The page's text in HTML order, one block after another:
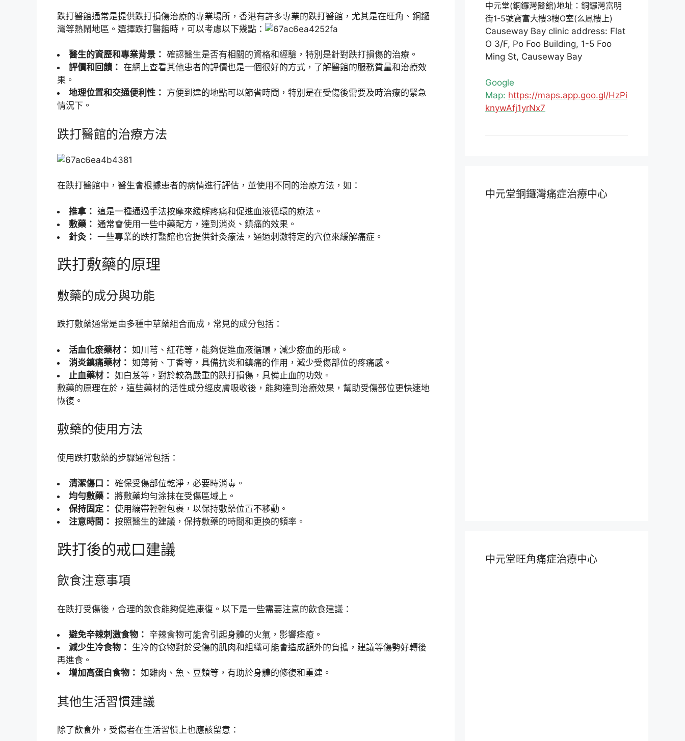
跌打醫館通常是提供跌打損傷治療的專業場所，香港有許多專業的跌打醫館，尤其是在旺角、銅鑼
灣等熱鬧地區。選擇跌打醫館時，可以考慮以下幾點：
醫生的資歷和專業背景： 確認醫生是否有相關的資格和經驗，特別是針對跌打損傷的治療。
評價和回饋： 在網上查看其他患者的評價也是一個很好的方式，了解醫館的服務質量和治療效
果。
地理位置和交通便利性： 方便到達的地點可以節省時間，特別是在受傷後需要及時治療的緊急
情況下。
跌打醫館的治療方法
在跌打醫館中，醫生會根據患者的病情進行評估，並使用不同的治療方法，如：
推拿： 這是一種通過手法按摩來緩解疼痛和促進血液循環的療法。
敷藥： 通常會使用一些中藥配方，達到消炎、鎮痛的效果。
針灸： 一些專業的跌打醫館也會提供針灸療法，通過刺激特定的穴位來緩解痛症。
跌打敷藥的原理
敷藥的成分與功能
跌打敷藥通常是由多種中草藥組合而成，常見的成分包括：
活血化瘀藥材： 如川芎、紅花等，能夠促進血液循環，減少瘀血的形成。
消炎鎮痛藥材： 如薄荷、丁香等，具備抗炎和鎮痛的作用，減少受傷部位的疼痛感。
止血藥材： 如白芨等，對於較為嚴重的跌打損傷，具備止血的功效。
敷藥的原理在於，這些藥材的活性成分經皮膚吸收後，能夠達到治療效果，幫助受傷部位更快速地
恢復。
敷藥的使用方法
使用跌打敷藥的步驟通常包括：
清潔傷口： 確保受傷部位乾淨，必要時消毒。
均勻敷藥： 將敷藥均勻涂抹在受傷區域上。
保持固定： 使用繃帶輕輕包裹，以保持敷藥位置不移動。
注意時間： 按照醫生的建議，保持敷藥的時間和更換的頻率。
跌打後的戒口建議
飲食注意事項
在跌打受傷後，合理的飲食能夠促進康復。以下是一些需要注意的飲食建議：
避免辛辣刺激食物： 辛辣食物可能會引起身體的火氣，影響痊癒。
減少生冷食物： 生冷的食物對於受傷的肌肉和組織可能會造成額外的負擔，建議等傷勢好轉後
再進食。
增加高蛋白食物： 如雞肉、魚、豆類等，有助於身體的修復和重建。
其他生活習慣建議
除了飲食外，受傷者在生活習慣上也應該留意：
中元堂(銅鑼灣醫舘)地址：銅鑼灣富明
街1-5號寶富大樓3樓O室(么鳳樓上)
Causeway Bay clinic address: Flat
O 3/F, Po Foo Building, 1-5 Foo
Ming St, Causeway Bay
Google
Map: https://maps.app.goo.gl/HzPi
knywAfj1yrNx7
中元堂銅鑼灣痛症治療中心
中元堂旺角痛症治療中心